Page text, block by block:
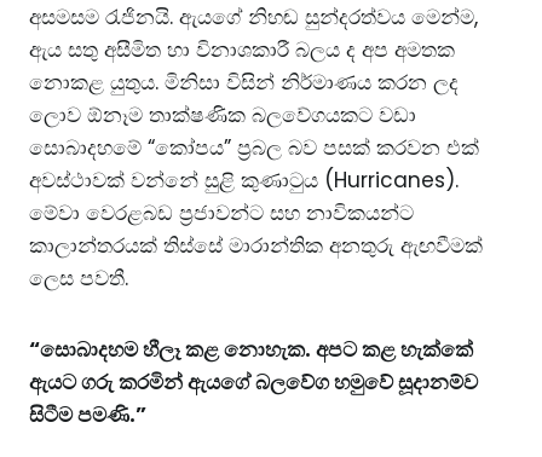
අසමසම රැජිනයි. ඇයගේ නිහඬ සුන්දරත්වය මෙන්ම,
ඇය සතු අසීමිත හා විනාශකාරී බලය ද අප අමතක
නොකළ යුතුය. මිනිසා විසින් නිර්මාණය කරන ලද
ලොව ඕනෑම තාක්ෂණික බලවේගයකට වඩා
සොබාදහමේ “කෝපය” ප්‍රබල බව පසක් කරවන එක්
අවස්ථාවක් වන්නේ සුළි කුණාටුය (Hurricanes).
මේවා වෙරළබඩ ප්‍රජාවන්ට සහ නාවිකයන්ට
කාලාන්තරයක් තිස්සේ මාරාන්තික අනතුරු ඇඟවීමක්
ලෙස පවතී.
“සොබාදහම හීලෑ කළ නොහැක. අපට කළ හැක්කේ
ඇයට ගරු කරමින් ඇයගේ බලවේග හමුවේ සූදානම්ව
සිටීම පමණි.”